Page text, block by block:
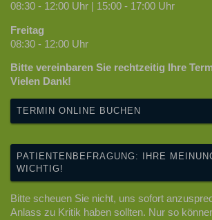
08:30 - 12:00 Uhr | 15:00 - 17:00 Uhr
Freitag
08:30 - 12:00 Uhr
Bitte vereinbaren Sie rechtzeitig Ihre
Vielen Dank!
TERMIN ONLINE BUCHEN
PATIENTENBEFRAGUNG: IHRE
WICHTIG!
Bitte scheuen Sie nicht, uns sofort
Anlass zu Kritik haben sollten. Nur so